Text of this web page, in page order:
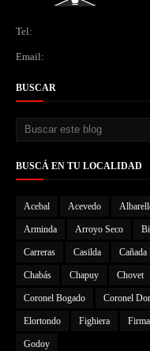
Tel:
Email:
BUSCAR
BUSCÁ EN TU LOCALIDAD
Acebal Acevedo
Arminda Arroyo Seco
Carreras Casilda Cañada
Chabás Chapuy Chovet
Coronel Bogado Coronel
Elortondo Fighiera
Godoy